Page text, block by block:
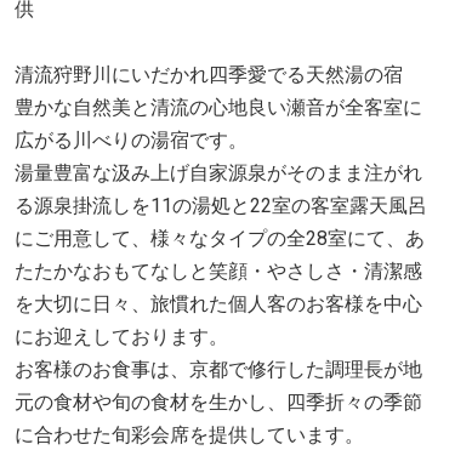
供
清流狩野川にいだかれ四季愛でる天然湯の宿
豊かな自然美と清流の心地良い瀬音が全客室に
広がる川べりの湯宿です。
湯量豊富な汲み上げ自家源泉がそのまま注がれ
る源泉掛流しを11の湯処と22室の客室露天風呂
にご用意して、様々なタイプの全28室にて、あ
たたかなおもてなしと笑顔・やさしさ・清潔感
を大切に日々、旅慣れた個人客のお客様を中心
にお迎えしております。
お客様のお食事は、京都で修行した調理長が地
元の食材や旬の食材を生かし、四季折々の季節
に合わせた旬彩会席を提供しています。